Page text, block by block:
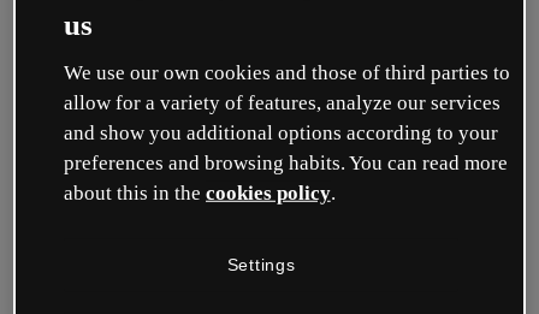
Créez votre compte gratuit !
Votre rôle se rapproche plus de celui de :
us
We use our own cookies and those of third parties to
allow for a variety of features, analyze our services
and show you additional options according to your
preferences and browsing habits. You can read more
about this in the cookies policy.
Settings